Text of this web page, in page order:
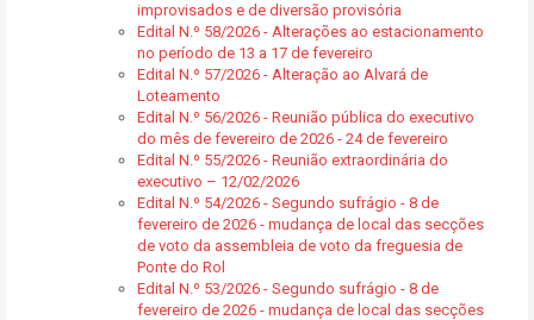
improvisados e de diversão provisória
Edital N.º 58/2026 - Alterações ao estacionamento
no período de 13 a 17 de fevereiro
Edital N.º 57/2026 - Alteração ao Alvará de
Loteamento
Edital N.º 56/2026 - Reunião pública do executivo
do mês de fevereiro de 2026 - 24 de fevereiro
Edital N.º 55/2026 - Reunião extraordinária do
executivo – 12/02/2026
Edital N.º 54/2026 - Segundo sufrágio - 8 de
fevereiro de 2026 - mudança de local das secções
de voto da assembleia de voto da freguesia de
Ponte do Rol
Edital N.º 53/2026 - Segundo sufrágio - 8 de
fevereiro de 2026 - mudança de local das secções